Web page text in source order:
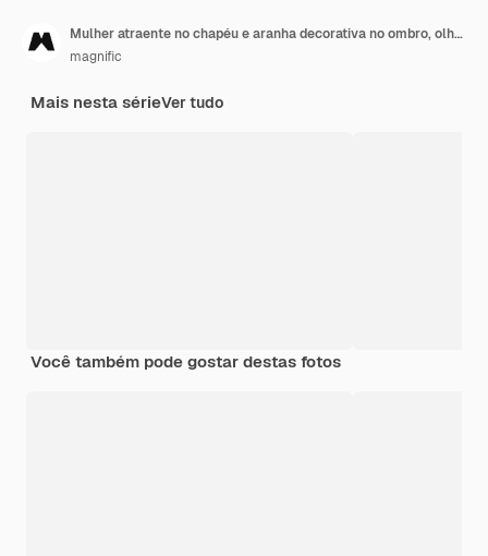
Mulher atraente no chapéu e aranha decorativa no ombro, olhando para longe
magnific
Mais nesta sérieVer tudo
Você também pode gostar destas fotos